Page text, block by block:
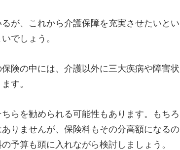
が、これから介護保障を充実させたいとい
でしょう。
険の中には、介護以外に三大疾病や障害状
す。
らを勧められる可能性もあります。もちろ
りませんが、保険料もその分高額になるの
予算も頭に入れながら検討しましょう。